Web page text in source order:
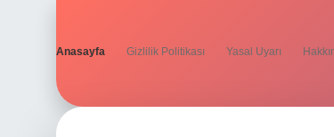
Anasayfa Gizlilik Politikası Yasal Uyarı
Sıcacık